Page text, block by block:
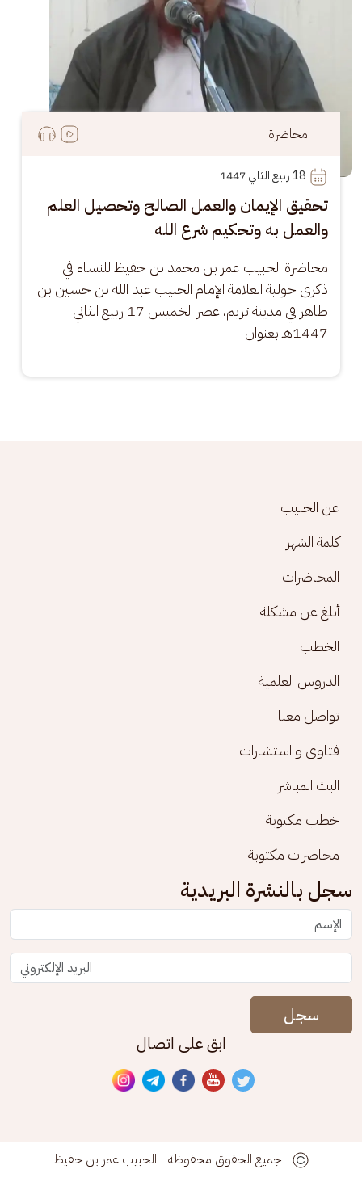
محاضرة
18
تحقيق الإيمان والعمل الصالح وتحصيل العلم
والعمل به وتحكيم شرع الله
محاضرة الحبيب عمر بن محمد بن حفيظ للنساء في
ذكرى حولية العلامة الإمام الحبيب عبد الله بن حسين بن
طاهر في مدينة تريم، عصر الخميس 17 ربيع الثاني
1447هـ بعنوان
Footer menu
عن الحبيب
كلمة الشهر
المحاضرات
أبلغ عن مشكلة
الخطب
الدروس العلمية
تواصل معنا
فتاوى و استشارات
البث المباشر
خطب مكتوبة
محاضرات مكتوبة
سجل بالنشرة البريدية
سجل
ابق على اتصال
جميع الحقوق محفوظة - الحبيب عمر بن حفيظ